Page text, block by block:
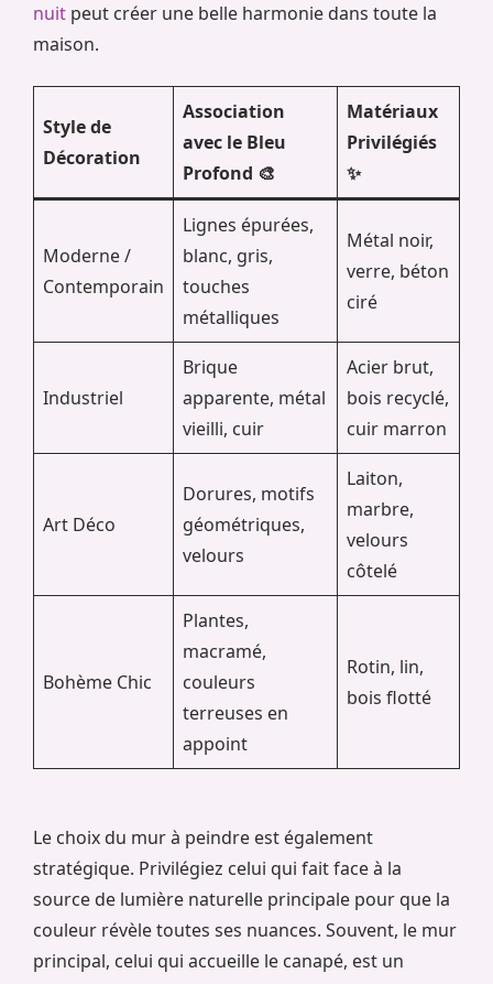
nuit peut créer une belle harmonie dans toute la
maison.
Style de
Décoration
Association
avec le Bleu
Profond 🎨
Matériaux
Privilégiés
✨
Moderne /
Contemporain
Lignes épurées,
blanc, gris,
touches
métalliques
Métal noir,
verre, béton
ciré
Industriel
Brique
apparente, métal
vieilli, cuir
Acier brut,
bois recyclé,
cuir marron
Art Déco
Dorures, motifs
géométriques,
velours
Laiton,
marbre,
velours
côtelé
Bohème Chic
Plantes,
macramé,
couleurs
terreuses en
appoint
Rotin, lin,
bois flotté
Le choix du mur à peindre est également
stratégique. Privilégiez celui qui fait face à la
source de lumière naturelle principale pour que la
couleur révèle toutes ses nuances. Souvent, le mur
principal, celui qui accueille le canapé, est un